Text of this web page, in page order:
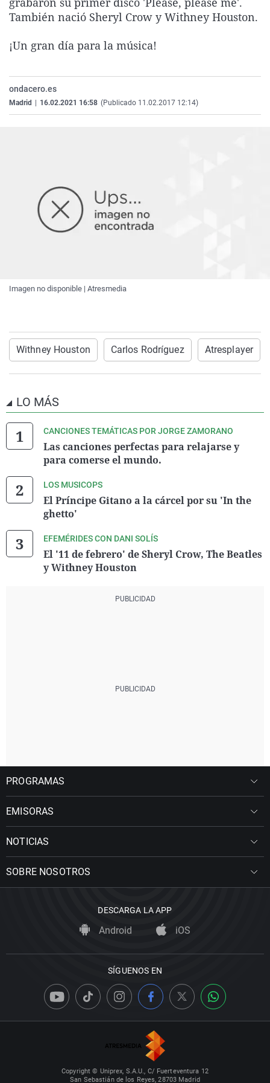
La rosa de los vientos
Caso
Operación Viuda
Extremadura
Navarra
Virales
También nació Sheryl Crow y Withney Houston.
¡Un gran día para la música!
ondacero.es
Madrid 16.02.2021 16:58 (Publicado 11.02.2017 12:14)
Imagen no disponible | Atresmedia
Withney Houston Carlos Rodríguez Atresplayer
LO MÁS
CANCIONES TEMÁTICAS POR JORGE ZAMORANO
Las canciones perfectas para relajarse y
para comerse el mundo.
LOS MUSICOPS
El Príncipe Gitano a la cárcel por su 'In the
ghetto'
EFEMÉRIDES CON DANI SOLÍS
El '11 de febrero' de Sheryl Crow, The Beatles
y Withney Houston
PROGRAMAS
EMISORAS
NOTICIAS
SOBRE NOSOTROS
DESCARGA LA APP
Android iOS
SÍGUENOS EN
Copyright © Uniprex, S.A.U., C/ Fuerteventura 12
San Sebastián de los Reyes, 28703 Madrid